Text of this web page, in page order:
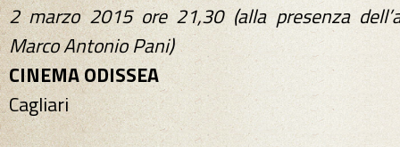
2 marzo 2015 ore 21,30 (alla presenza
Marco Antonio Pani)
CINEMA ODISSEA
Cagliari